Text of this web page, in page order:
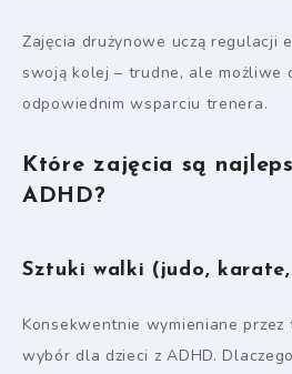
Zajęcia drużynowe uczą regulacji
swoją kolej – trudne, ale możliwe
odpowiednim wsparciu trenera.
Które zajęcia są
ADHD?
Sztuki walki (judo,
Konsekwentnie wymieniane
wybór dla dzieci z ADHD.